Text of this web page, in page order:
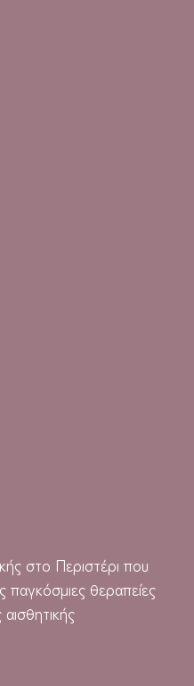
στο Περιστέρι που
παγκόσμιες θεραπείες